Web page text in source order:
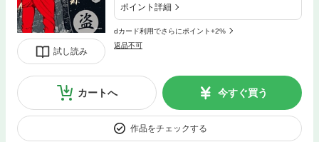
試し読み
ポイント詳細
dカード利用でさらにポイント+2%
返品不可
カートへ 今すぐ買う
作品をチェックする